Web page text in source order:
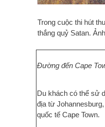
Trong cuộc thi hút
thắng quỷ Satan.
Đường đến Cape
Du khách có thể sử
địa từ
quốc tế Cape Town.